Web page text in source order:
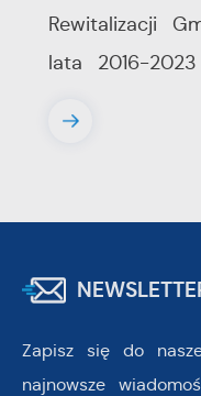
Rewitalizacji
lata 2016-
Zapisz się do
najnowsze